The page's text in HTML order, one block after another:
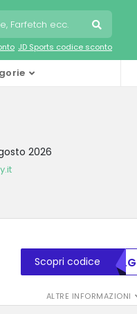
JD Sports codice sconto
2026
ALTRE INFORMAZIONI
Scopri codice TKLG